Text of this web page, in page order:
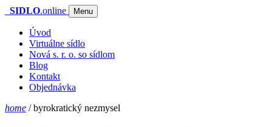
SIDLO.online Menu
Úvod
Virtuálne sídlo
Nová s. r. o. so sídlom
Blog
Kontakt
Objednávka
home /byrokratický nezmysel